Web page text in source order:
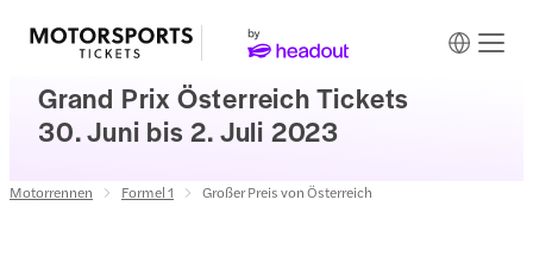
Grand Prix Österreich Tickets
30. Juni bis 2. Juli 2023
Motorrennen Formel 1 Großer Preis von Österreich